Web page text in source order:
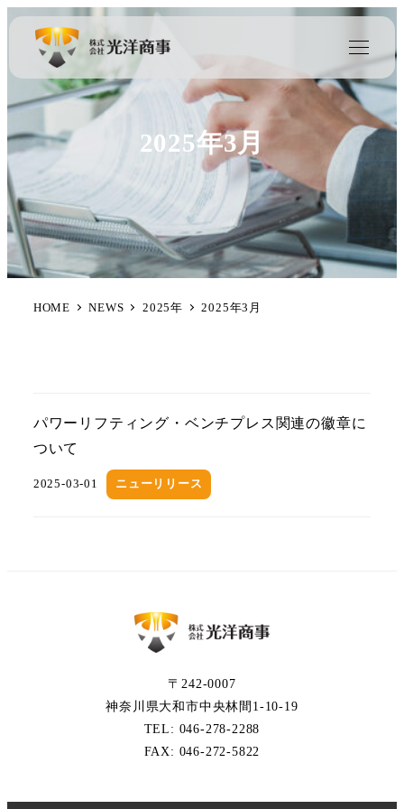
2025年3月
HOME NEWS 2025年 2025年3月
パワーリフティング・ベンチプレス関連の徽章に
ついて
2025-03-01 ニューリリース
〒242-0007
神奈川県大和市中央林間1-10-19
​​​TEL: 046-278-2288
FAX: 046-272-5822